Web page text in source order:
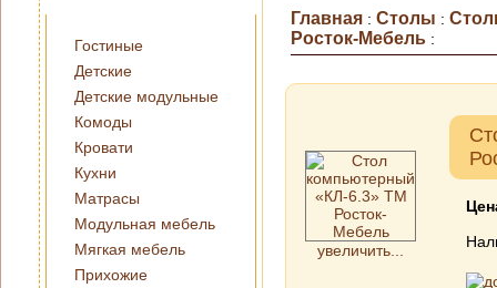
Гостиные
Детские
Детские модульные
Комоды
Кровати
Кухни
Матрасы
Модульная мебель
Мягкая мебель
Прихожие
Главная : Столы :
Росток-Мебель :
увеличить...